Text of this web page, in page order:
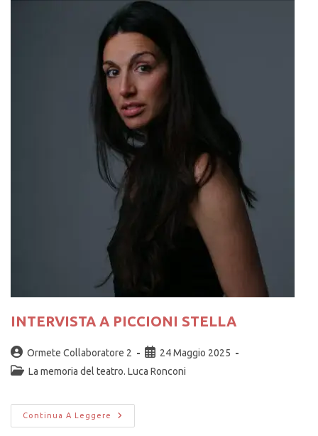
INTERVISTA A PICCIONI STELLA
Ormete Collaboratore 2
24 Maggio 2025
La memoria del teatro. Luca Ronconi
Continua A Leggere